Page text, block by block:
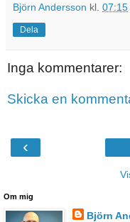
Björn Andersson kl. 07:15
Dela
Inga kommentarer:
Skicka en
‹
Om mig
Björn